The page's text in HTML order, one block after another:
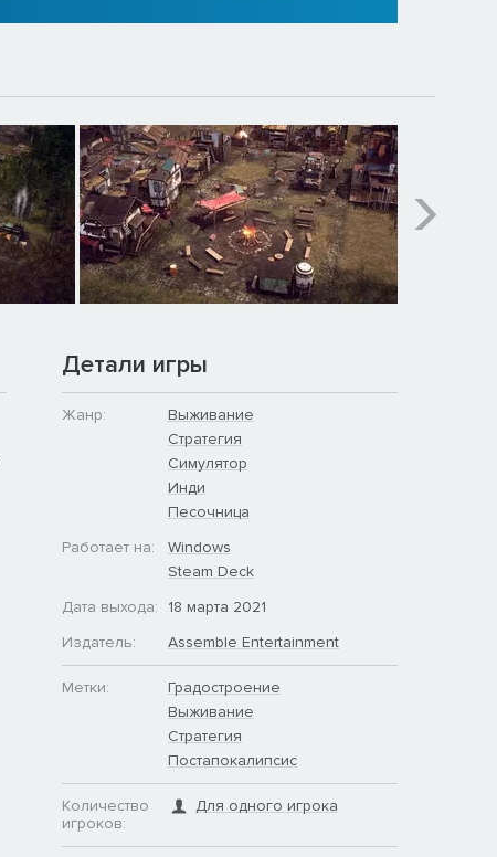
Детали игры
Жанр:
Выживание
Стратегия
Симулятор
Инди
Песочница
Работает на:
Windows
Steam Deck
Дата выхода:
18 марта 2021
Издатель:
Assemble Entertainment
Метки:
Градостроение
Выживание
Стратегия
Постапокалипсис
Количество
игроков:
Для одного игрока